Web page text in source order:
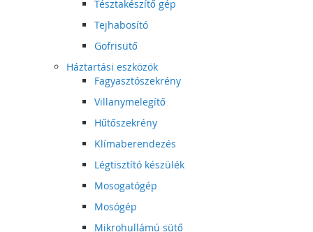
Tésztakészítő gép
Tejhabosító
Gofrisütő
Háztartási eszközök
Fagyasztószekrény
Villanymelegítő
Hűtőszekrény
Klímaberendezés
Légtisztító készülék
Mosogatógép
Mosógép
Mikrohullámú sütő